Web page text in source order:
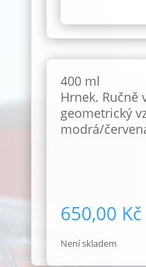
400 ml
Hrnek. Ručně
geometrický
modrá/
650,00 Kč
Není skladem